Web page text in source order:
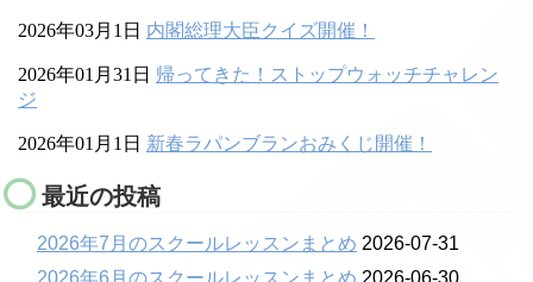
2026年03月1日 内閣総理大臣クイズ開催！
2026年01月31日 帰ってきた！ストップウォッチチャレン
ジ
2026年01月1日 新春ラパンブランおみくじ開催！
最近の投稿
2026年7月のスクールレッスンまとめ 2026-07-31